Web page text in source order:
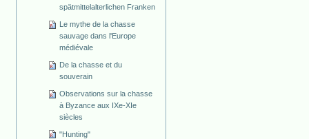
spätmittelalterlichen Franken
Le mythe de la chasse
sauvage dans l'Europe
médiévale
De la chasse et du
souverain
Observations sur la chasse
à Byzance aux IXe-XIe
siècles
"Hunting"